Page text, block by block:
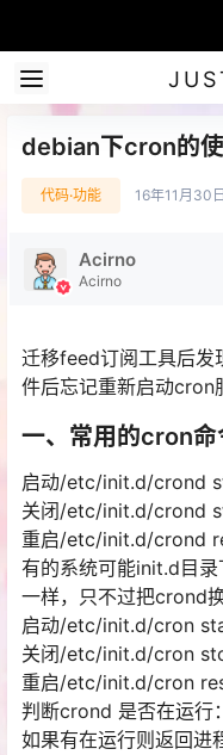
debian下cron的
代码·功能 16年11月30日
Acirno
Acirno
迁移feed订阅工具后发
件后忘记重新启动cron
一、常用的cron命
启动/etc/init.d/crond
关闭/etc/init.d/crond
重启/etc/init.d/crond
有的系统可能init.d目
一样，只不过把crond
启动/etc/init.d/cron
关闭/etc/init.d/cron
重启/etc/init.d/cron
判断crond 是否在运行
如果有在运行则返回进